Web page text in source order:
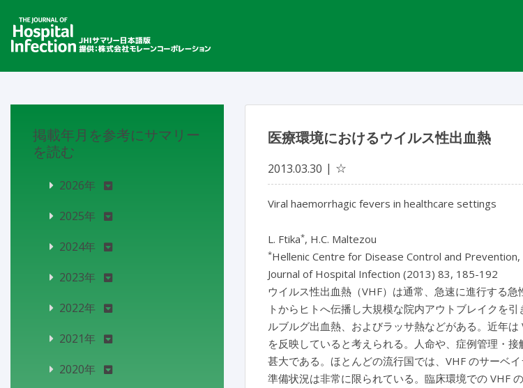
医療環境におけるウイルス性出血熱
2013.03.30 ☆
Viral haemorrhagic fevers in healthcare settings
L. Ftika*, H.C. Maltezou
*Hellenic Centre for Disease Control and Prevention,
Journal of Hospital Infection (2013) 83, 185-192
ウイルス性出血熱（VHF）は通常、急速に進行する
トからヒトへ伝播し大規模な院内アウトブレイクを
ルブルグ出血熱、およびラッサ熱などがある。近年
を反映していると考えられる。人命や、症例管理・
甚大である。ほとんどの流行国では、VHF のサーベ
準備状況は非常に限られている。臨床環境での VHF
掲載年月を参考にサマリー
を読む
2026年
2025年
2024年
2023年
2022年
2021年
2020年